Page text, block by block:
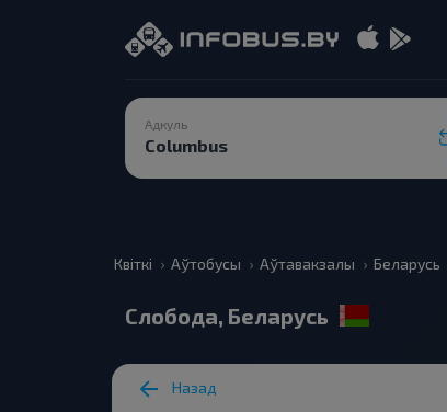
Адкуль
Квіткі Аўтобусы Аўтавакзалы Беларусь
Слобода, Беларусь
Назад